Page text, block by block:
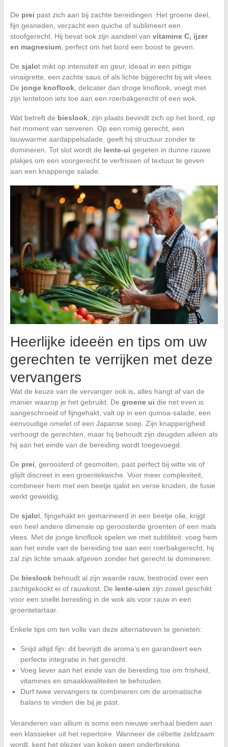
De prei past zich aan bij zachte bereidingen. Het groene deel,
fijn gesneden, verzacht een quiche of sublimeert een
stoofgerecht. Hij bevat ook zijn aandeel van vitamine C, ijzer
en magnesium, perfect om het bord een boost te geven.
De sjalot mikt op intensiteit en geur, ideaal in een pittige
vinaigrette, een zachte saus of als lichte bijgerecht bij wit vlees.
De jonge knoflook, delicater dan droge knoflook, voegt met
zijn lentetoon iets toe aan een roerbakgerecht of een wok.
Wat betreft de bieslook, zijn plaats bevindt zich op het bord, op
het moment van serveren. Op een romig gerecht, een
lauwwarme aardappelsalade, geeft hij structuur zonder te
domineren. Tot slot wordt de lente-ui gegeten in dunne rauwe
plakjes om een voorgerecht te verfrissen of textuur te geven
aan een knapperige salade.
Heerlijke ideeën en tips om uw
gerechten te verrijken met deze
vervangers
Wat de keuze van de vervanger ook is, alles hangt af van de
manier waarop je het gebruikt. De groene ui die net even is
aangeschroeid of fijngehakt, valt op in een quinoa-salade, een
eenvoudige omelet of een Japanse soep. Zijn knapperigheid
verhoogt de gerechten, maar hij behoudt zijn deugden alleen als
hij aan het einde van de bereiding wordt toegevoegd.
De prei , geroosterd of gesmolten, past perfect bij witte vis of
glijdt discreet in een groentekwiche. Voor meer complexiteit,
combineer hem met een beetje sjalot en verse kruiden, de fusie
werkt geweldig.
De sjalot, fijngehakt en gemarineerd in een beetje olie, krijgt
een heel andere dimensie op geroosterde groenten of een mals
vlees. Met de jonge knoflook spelen we met subtiliteit: voeg hem
aan het einde van de bereiding toe aan een roerbakgerecht, hij
zal zijn lichte smaak afgeven zonder het gerecht te domineren.
De bieslookbehoudt al zijn waarde rauw, bestrooid over een
zachtgekookt ei of rauwkost. De lente-uien zijn zowel geschikt
voor een snelle bereiding in de wok als voor rauw in een
groentetartaar.
Enkele tips om ten volle van deze alternatieven te genieten:
Snijd altijd fijn: dit bevrijdt de aroma’s en garandeert een
perfecte integratie in het gerecht.
Voeg liever aan het einde van de bereiding toe om frisheid,
vitamines en smaakkwaliteiten te behouden.
Durf twee vervangers te combineren om de aromatische
balans te vinden die bij je past.
Veranderen van allium is soms een nieuwe verhaal bieden aan
een klassieker uit het repertoire. Wanneer de cébette zeldzaam
wordt, kent het plezier van koken geen onderbreking.